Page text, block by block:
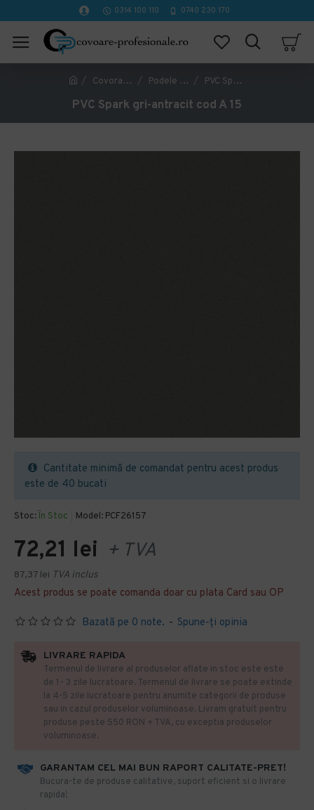
0314 100 110 0740 230 170
Covorase Profesionale Podele PVC, LVT, Linoleum PVC Spark gri-antracit cod A 15
PVC Spark gri-antracit cod A 15
Stoc: În Stoc Model: PCF26157
Bazată pe 0 note. - Spune-ţi opinia
72,21 lei + TVA
87,37 lei TVA inclus
Acest produs se poate comanda doar cu plata Card sau OP
Cantitate minimă de comandat pentru acest produs
este de 40 bucati
GARANTAM CEL MAI BUN RAPORT CALITATE-PRET!
​Bucura-te de produse calitative, suport eficient si o livrare
rapida!
LIVRARE RAPIDA
Termenul de livrare al produselor aflate in stoc este este
de 1- 3 zile lucratoare. Termenul de livrare se poate extinde
la 4-5 zile lucratoare pentru anumite categorii de produse
sau in cazul produselor voluminoase. Livram gratuit pentru
produse peste 550 RON + TVA, cu exceptia produselor
voluminoase.